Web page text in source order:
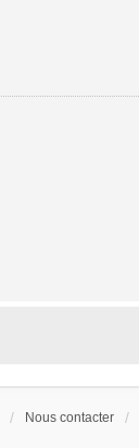
Nous contacter